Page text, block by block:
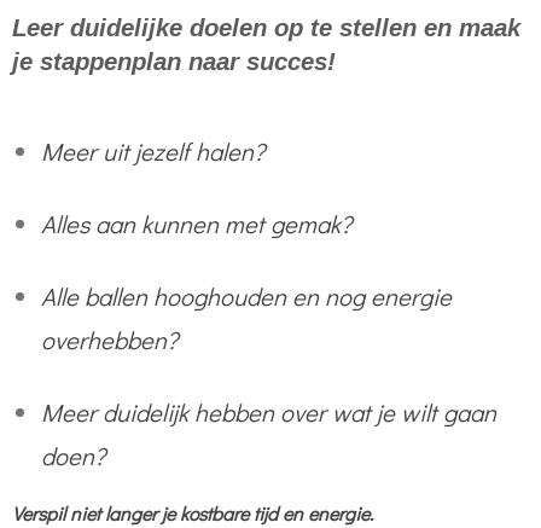
Leer duidelijke doelen op te stellen en maak
je stappenplan naar succes!
Meer uit jezelf halen?
Alles aan kunnen met gemak?
Alle ballen hooghouden en nog energie
overhebben?
Meer duidelijk hebben over wat je wilt gaan
doen?
Verspil niet langer je kostbare tijd en energie.